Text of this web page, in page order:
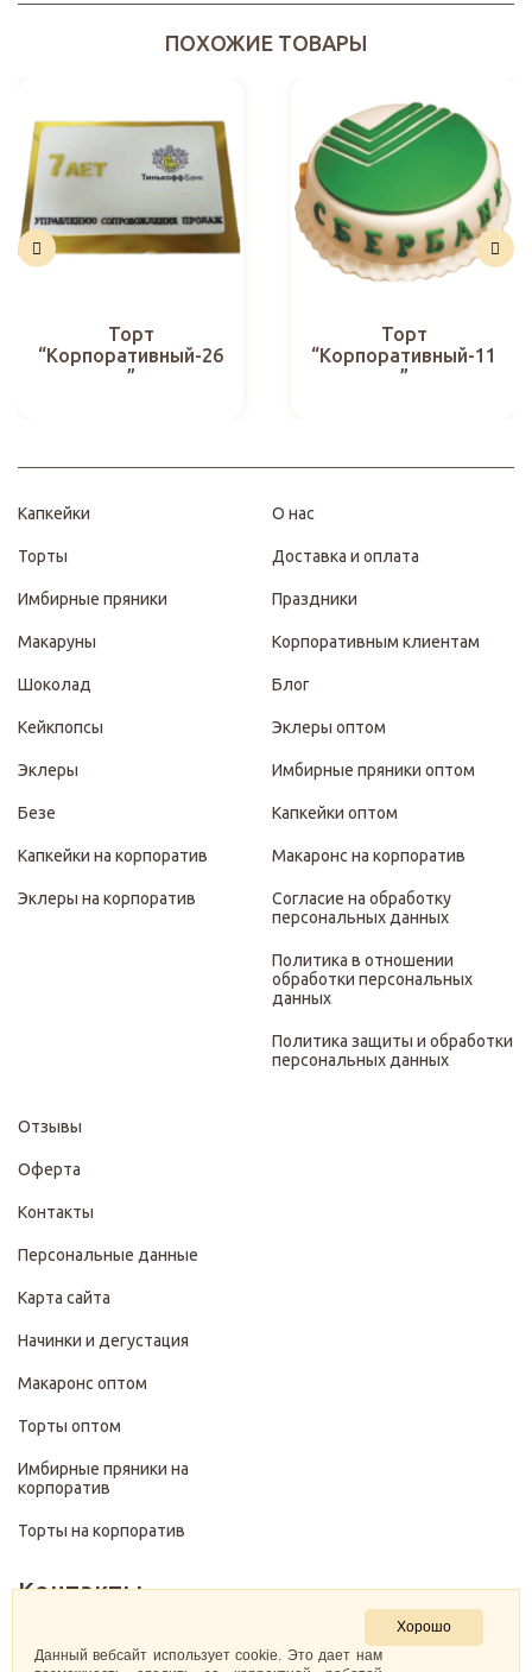
ПОХОЖИЕ ТОВАРЫ
Торт
“Корпоративный-26
”
Торт
“Корпоративный-11
”
Капкейки
Торты
Имбирные пряники
Макаруны
Шоколад
Кейкпопсы
Эклеры
Безе
Капкейки на корпоратив
Эклеры на корпоратив
О нас
Доставка и оплата
Праздники
Корпоративным клиентам
Блог
Эклеры оптом
Имбирные пряники оптом
Капкейки оптом
Макаронс на корпоратив
Согласие на обработку
персональных данных
Политика в отношении
обработки персональных
данных
Политика защиты и обработки
персональных данных
Отзывы
Оферта
Контакты
Персональные данные
Карта сайта
Начинки и дегустация
Макаронс оптом
Торты оптом
Имбирные пряники на
корпоратив
Торты на корпоратив
Контакты
+7 (499) 322-28-29
Хорошо
Данный вебсайт использует cookie. Это дает нам